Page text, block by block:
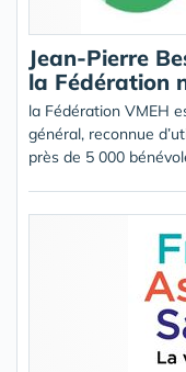
Jean-Pierre
la Fédération
la Fédération VMEH
général, reconnue
près de 5 000